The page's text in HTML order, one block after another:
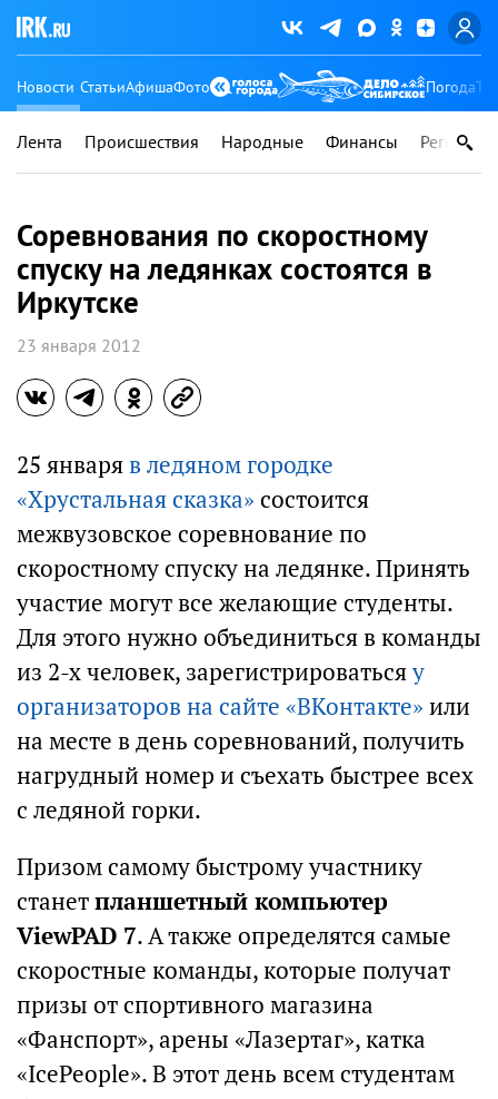
Новости СтатьиАфишаФото Погода
Лента Происшествия Народные Финансы Регионы
Соревнования по скоростному
спуску на ледянках состоятся в
Иркутске
23 января 2012
25 январяв ледяном городке
«Хрустальная сказка»состоится
межвузовское соревнование по
скоростному спуску на ледянке. Принять
участие могут все желающие студенты.
Для этого нужно объединиться в команды
из 2-х человек, зарегистрироватьсяу
организаторов на сайте «ВКонтакте»или
на месте в день соревнований, получить
нагрудный номер и съехать быстрее всех
с ледяной горки.
Призом самому быстрому участнику
станетпланшетный компьютер
ViewPAD 7. А также определятся самые
скоростные команды, которые получат
призы от спортивного магазина
«Фанспорт», арены «Лазертаг», катка
«IcePeople». В этот день всем студентам